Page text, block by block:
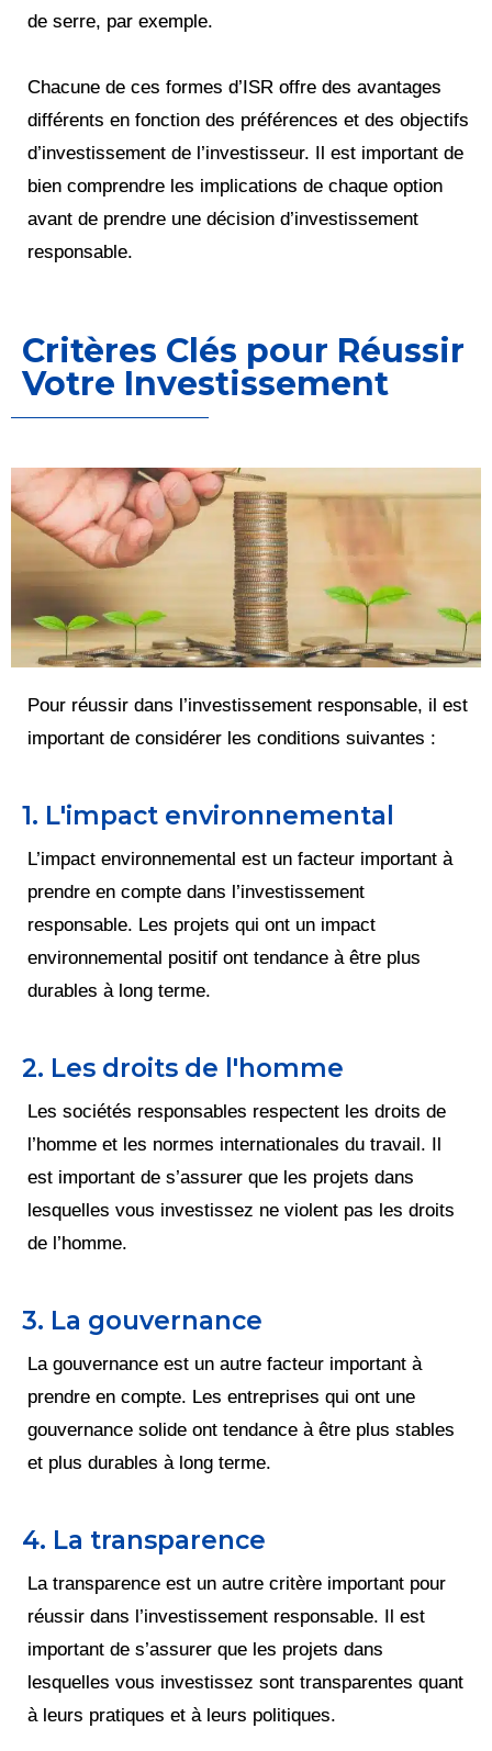
de serre, par exemple.
Chacune de ces formes d’ISR offre des avantages
différents en fonction des préférences et des objectifs
d’investissement de l’investisseur. Il est important de
bien comprendre les implications de chaque option
avant de prendre une décision d’investissement
responsable.
Critères Clés pour Réussir
Votre Investissement
Pour réussir dans l’investissement responsable, il est
important de considérer les conditions suivantes :
1. L'impact environnemental
L’impact environnemental est un facteur important à
prendre en compte dans l’investissement
responsable. Les projets qui ont un impact
environnemental positif ont tendance à être plus
durables à long terme.
2. Les droits de l'homme
Les sociétés responsables respectent les droits de
l’homme et les normes internationales du travail. Il
est important de s’assurer que les projets dans
lesquelles vous investissez ne violent pas les droits
de l’homme.
3. La gouvernance
La gouvernance est un autre facteur important à
prendre en compte. Les entreprises qui ont une
gouvernance solide ont tendance à être plus stables
et plus durables à long terme.
4. La transparence
La transparence est un autre critère important pour
réussir dans l’investissement responsable. Il est
important de s’assurer que les projets dans
lesquelles vous investissez sont transparentes quant
à leurs pratiques et à leurs politiques.